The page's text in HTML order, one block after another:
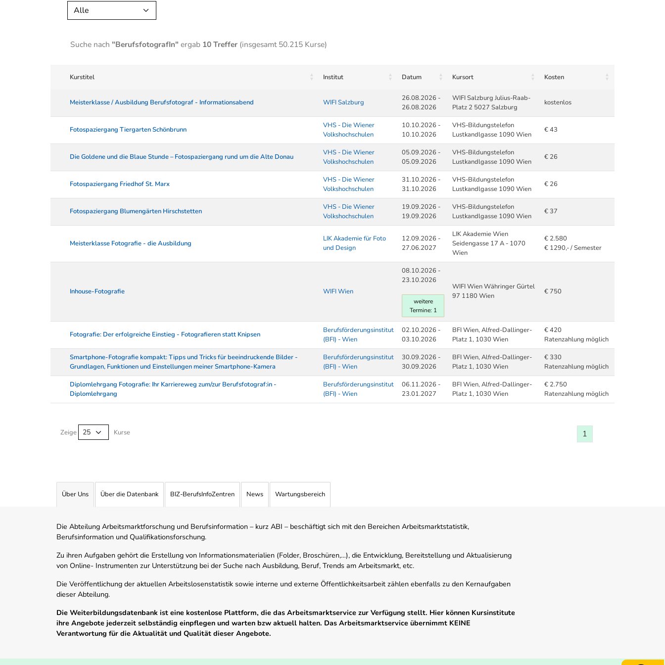
Alle
Suche nach "BerufsfotografIn" ergab 10 Treffer (insgesamt 50.215 Kurse)
Kurstitel Institut Datum Kursort Kosten
Meisterklasse / Ausbildung Berufsfotograf - Informationsabend WIFI Salzburg
26.08.2026 -
26.08.2026
WIFI Salzburg Julius-Raab-
Platz 2 5027 Salzburg
kostenlos
Fotospaziergang Tiergarten Schönbrunn
VHS - Die Wiener
Volkshochschulen
10.10.2026 -
10.10.2026
VHS-Bildungstelefon
Lustkandlgasse 1090 Wien
€ 43
Die Goldene und die Blaue Stunde – Fotospaziergang rund um die Alte Donau
VHS - Die Wiener
Volkshochschulen
05.09.2026 -
05.09.2026
VHS-Bildungstelefon
Lustkandlgasse 1090 Wien
€ 26
Fotospaziergang Friedhof St. Marx
VHS - Die Wiener
Volkshochschulen
31.10.2026 -
31.10.2026
VHS-Bildungstelefon
Lustkandlgasse 1090 Wien
€ 26
Fotospaziergang Blumengärten Hirschstetten
VHS - Die Wiener
Volkshochschulen
19.09.2026 -
19.09.2026
VHS-Bildungstelefon
Lustkandlgasse 1090 Wien
€ 37
Meisterklasse Fotografie - die Ausbildung
LIK Akademie für Foto
und Design
12.09.2026 -
27.06.2027
LIK Akademie Wien
Seidengasse 17 A - 1070
Wien
€ 2.580
€ 1290,- / Semester
Inhouse-Fotografie WIFI Wien
08.10.2026 -
23.10.2026
weitere
Termine: 1
WIFI Wien Währinger Gürtel
97 1180 Wien
€ 750
Fotografie: Der erfolgreiche Einstieg - Fotografieren statt Knipsen
Berufsförderungsinstitut
(BFI) - Wien
02.10.2026 -
03.10.2026
BFI Wien, Alfred-Dallinger-
Platz 1, 1030 Wien
€ 420
Ratenzahlung möglich
Smartphone-Fotografie kompakt: Tipps und Tricks für beeindruckende Bilder -
Grundlagen, Funktionen und Einstellungen meiner Smartphone-Kamera
Berufsförderungsinstitut
(BFI) - Wien
30.09.2026 -
30.09.2026
BFI Wien, Alfred-Dallinger-
Platz 1, 1030 Wien
€ 330
Ratenzahlung möglich
Diplomlehrgang Fotografie: Ihr Karriereweg zum/zur Berufsfotograf:in -
Diplomlehrgang
Berufsförderungsinstitut
(BFI) - Wien
06.11.2026 -
23.01.2027
BFI Wien, Alfred-Dallinger-
Platz 1, 1030 Wien
€ 2.750
Ratenzahlung möglich
Zeige Kurse 1
Über Uns Über die Datenbank BIZ-BerufsInfoZentren News Wartungsbereich
Die Abteilung Arbeitsmarktforschung und Berufsinformation – kurz ABI – beschäftigt sich mit den Bereichen Arbeitsmarktstatistik,
Berufsinformation und Qualifikationsforschung.
Zu ihren Aufgaben gehört die Erstellung von Informationsmaterialien (Folder, Broschüren,…), die Entwicklung, Bereitstellung und Aktualisierung
von Online- Instrumenten zur Unterstützung bei der Suche nach Ausbildung, Beruf, Trends am Arbeitsmarkt, etc.
Die Veröffentlichung der aktuellen Arbeitslosenstatistik sowie interne und externe Öffentlichkeitsarbeit zählen ebenfalls zu den Kernaufgaben
dieser Abteilung.
Die Weiterbildungsdatenbank ist eine kostenlose Plattform, die das Arbeitsmarktservice zur Verfügung stellt. Hier können Kursinstitute
ihre Angebote jederzeit selbständig einpflegen und warten bzw aktuell halten. Das Arbeitsmarktservice übernimmt KEINE
Verantwortung für die Aktualität und Qualität dieser Angebote.